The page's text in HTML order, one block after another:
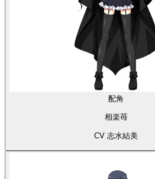
配角
相楽苺
CV 志水結美